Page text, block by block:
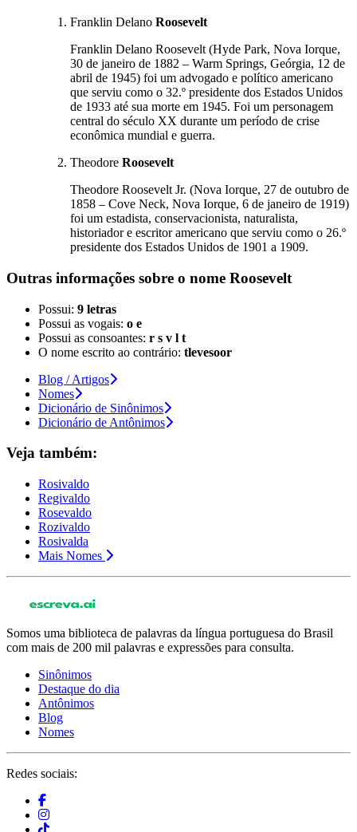
Franklin Delano Roosevelt
Franklin Delano Roosevelt (Hyde Park, Nova Iorque,
30 de janeiro de 1882 – Warm Springs, Geórgia, 12 de
abril de 1945) foi um advogado e político americano
que serviu como o 32.º presidente dos Estados Unidos
de 1933 até sua morte em 1945. Foi um personagem
central do século XX durante um período de crise
econômica mundial e guerra.
Theodore Roosevelt
Theodore Roosevelt Jr. (Nova Iorque, 27 de outubro de
1858 – Cove Neck, Nova Iorque, 6 de janeiro de 1919)
foi um estadista, conservacionista, naturalista,
historiador e escritor americano que serviu como o 26.º
presidente dos Estados Unidos de 1901 a 1909.
Outras informações sobre o nome Roosevelt
Possui: 9 letras
Possui as vogais: o e
Possui as consoantes: r s v l t
O nome escrito ao contrário: tlevesoor
Blog / Artigos
Nomes
Dicionário de Sinônimos
Dicionário de Antônimos
Veja também:
Rosivaldo
Regivaldo
Rosevaldo
Rozivaldo
Rosivalda
Mais Nomes
Somos uma biblioteca de palavras da língua portuguesa do Brasil
com mais de 200 mil palavras e expressões para consulta.
Sinônimos
Destaque do dia
Antônimos
Blog
Nomes
Redes sociais: